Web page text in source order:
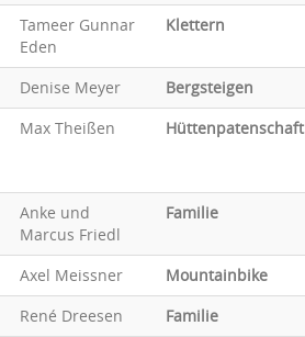
Tameer Gunnar
Eden
Klettern
Denise Meyer
Bergsteigen
Max Theißen Hüttenpatenschaft
Anke und
Marcus Friedl
Familie
Axel Meissner
Mountainbike
René Dreesen
Familie